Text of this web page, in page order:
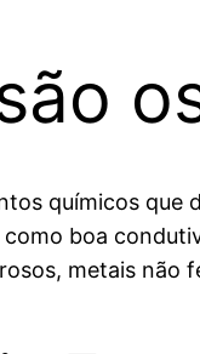
químicos
boa
metais não